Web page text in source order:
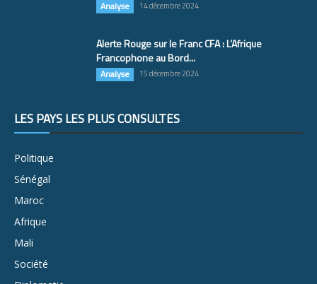
Analyse 14 décembre 2024
Alerte Rouge sur le Franc CFA : L’Afrique
Francophone au Bord...
Analyse 15 décembre 2024
LES PAYS LES PLUS CONSULTÉS
Politique
Sénégal
Maroc
Afrique
Mali
Société